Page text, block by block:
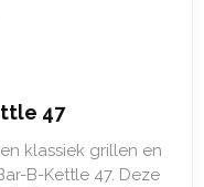
47
klassiek grillen en
B-Kettle 47. Deze